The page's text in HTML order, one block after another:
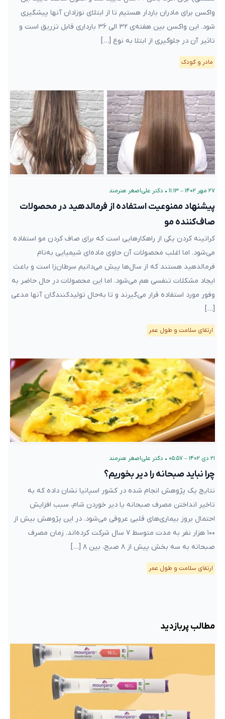
بین هفته‌‌ی ۳۲ الی ۳۶ بارداری قابل تزریق است و تاثیر آن در جلوگیری
از ابتلا به نوع […]
مادر و کودک
۲۷ مهر ۱۴۰۲ – ۱۱:۱۳ دکتر علی‌اصغر هنرمند
پیشنهاد ممنوعیت استفاده از فرمالدهید در محصولات
صاف‌کننده مو
کراتینه کردن یکی از راهکارهایی است که برای صاف کردن مو استفاده
می‌شود. اما اغلب محصولات آن حاوی ماده‌ای شیمیایی به‌نام فرمالدهید
هستند که از سال‌ها پیش می‌دانیم سرطان‌زا است و باعث ایجاد
مشکلات تنفسی هم می‌شود. اما این محصولات در حال حاضر به وفور
مورد استفاده قرار می‌گیرند و تا به‌حال تولید‌کنندگان آنها مدعی […]
ارتقای سلامت و طول عمر
۲۱ دی ۱۴۰۲ – ۰۵:۵۷ •دکتر علی‌اصغر هنرمند
چرا نباید صبحانه را دیر بخوریم؟
نتایج یک پژوهش انجام شده در کشور اسپانیا نشان داده که به تاخیر
انداختن مصرف صبحانه یا دیر خوردن شام، سبب افزایش احتمال بروز
به مدت متوسط ۷ سال شرکت کرده‌اند. زمان مصرف صبحانه به سه
ارتقای سلامت و طول عمر
•دکتر علی‌اصغر هنرمند